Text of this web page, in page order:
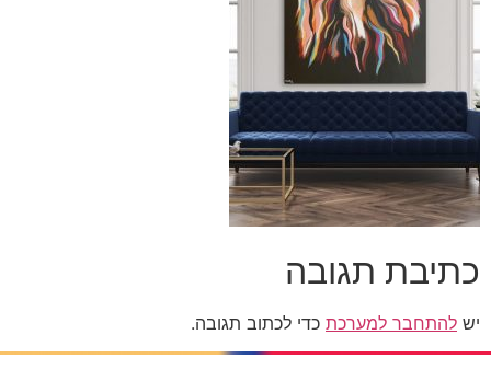
כתיבת תגובה
יש להתחבר למערכת כדי לכתוב תגובה.